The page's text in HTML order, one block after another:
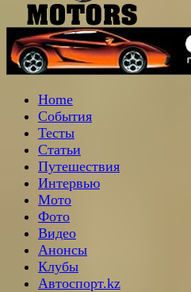
Home
События
Тесты
Статьи
Путешествия
Интервью
Мото
Фото
Видео
Анонсы
Клубы
Автоспорт.kz